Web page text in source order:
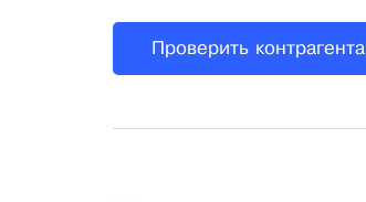
Проверить контрагента